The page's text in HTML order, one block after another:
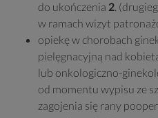
do ukończenia 2.
w ramach wizyt
opiekę w chorobach
pielęgnacyjną nad
lub onkologiczno-
od momentu wypisu ze
zagojenia się rany